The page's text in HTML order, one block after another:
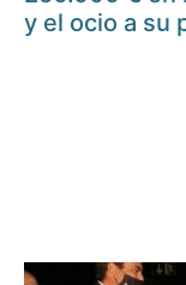
y el ocio a su